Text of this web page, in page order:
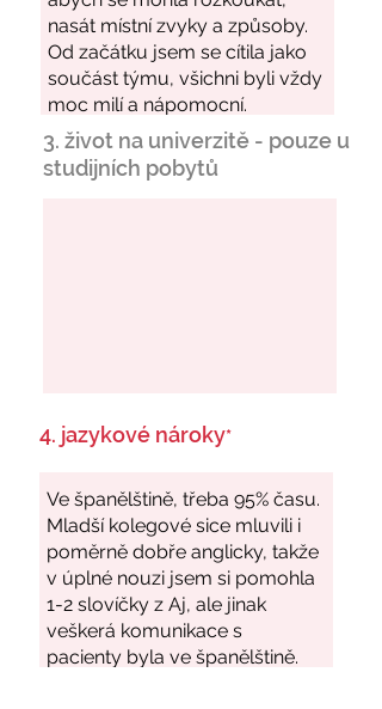
3. život na univerzitě - pouze u
studijních pobytů
4. jazykové nároky*